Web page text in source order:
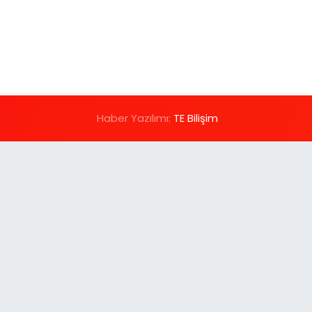
Haber Yazılımı: TE Bilişim